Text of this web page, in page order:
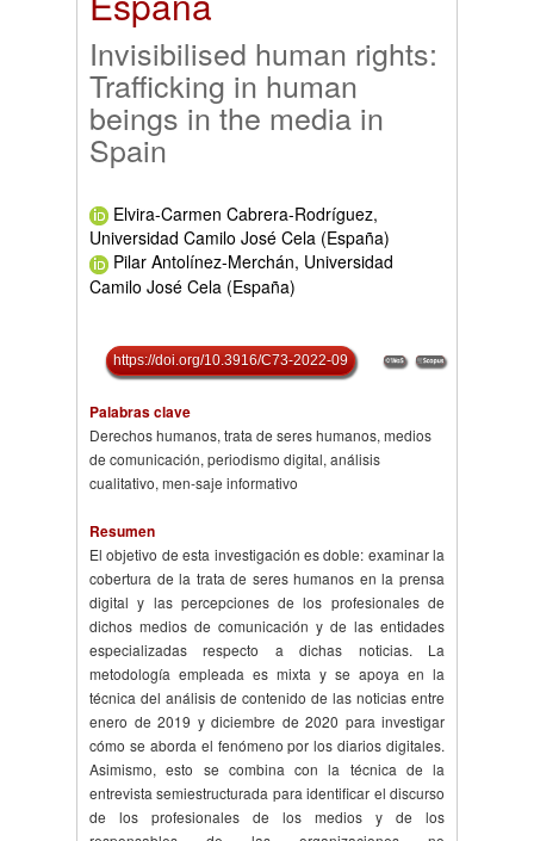
Invisibilised human rights:
Trafficking in human
beings in the media in
Spain
Elvira-Carmen Cabrera-Rodríguez,
Universidad Camilo José Cela (España)
Pilar Antolínez-Merchán, Universidad
Camilo José Cela (España)
https://doi.org/10.3916/C73-2022-09
Palabras clave
Derechos humanos, trata de seres humanos, medios
de comunicación, periodismo digital, análisis
cualitativo, men-saje informativo
Resumen
El objetivo de esta investigación es doble: examinar la
cobertura de la trata de seres humanos en la prensa
digital y las percepciones de los profesionales de
dichos medios de comunicación y de las entidades
especializadas respecto a dichas noticias. La
metodología empleada es mixta y se apoya en la
técnica del análisis de contenido de las noticias entre
enero de 2019 y diciembre de 2020 para investigar
cómo se aborda el fenómeno por los diarios digitales.
Asimismo, esto se combina con la técnica de la
entrevista semiestructurada para identificar el discurso
de los profesionales de los medios y de los